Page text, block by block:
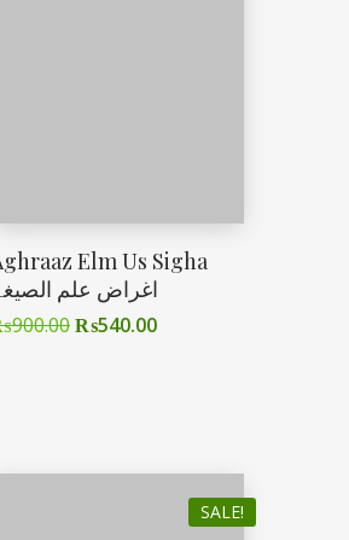
Elm Us Sigha
اغراض علم
900.00₨540.00
SALE!